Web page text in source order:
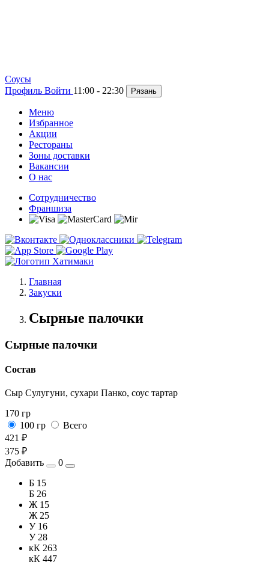
Cоусы
Профиль Войти 11:00 - 22:30 Рязань
Меню
Избранное
Акции
Рестораны
Зоны доставки
Вакансии
О нас
Сотрудничество
Франшиза
Главная
Закуски
Сырные палочки
Сырные палочки
Состав
Сыр Сулугуни, сухари Панко, соус тартар
170 гр
100 гр
Всего
421 ₽
375 ₽
Добавить
0
Б 15
Б 26
Ж 15
Ж 25
У 16
У 28
кК 263
кК 447